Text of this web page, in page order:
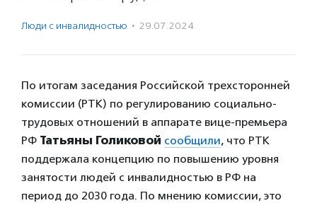
Люди с инвалидностью · 29.07.2024
По итогам заседания Российской трехсторонней
комиссии (РТК) по регулированию социально-
трудовых отношений в аппарате вице-премьера
РФ Татьяны Голиковой сообщили, что РТК
поддержала концепцию по повышению уровня
занятости людей с инвалидностью в РФ на
период до 2030 года. По мнению комиссии, это